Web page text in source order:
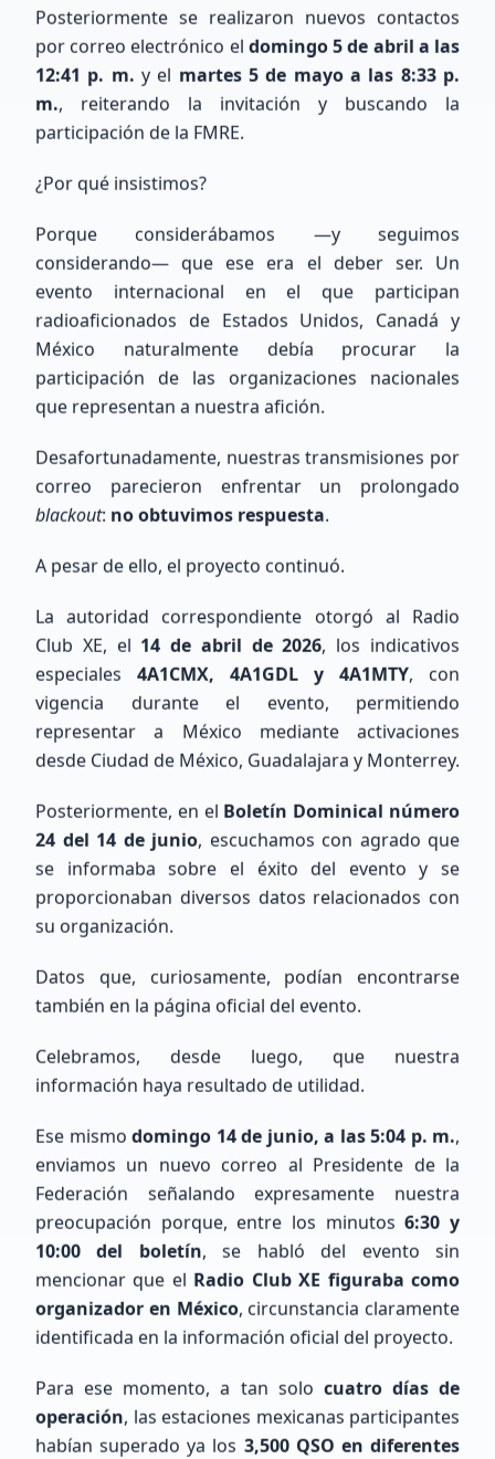
Recientes
Conoce a los entusiastas que se han unido a
nuestra red de radioaficionados a nivel nacional
e internacional.
175 miembros totales 0ubicados
175sin ubicación precisa
Ver Directorio
Mapa de Estaciones
Cargando mapa de ubicaciones...
Últimos Registros
Eduardo Lopez
Sin Indicativo
Posteriormente se realizaron nuevos contactos
por correo electrónico el domingo 5 de abril a las
12:41 p. m. y el martes 5 de mayo a las 8:33 p.
m., reiterando la invitación y buscando la
participación de la FMRE.
¿Por qué insistimos?
Porque considerábamos —y seguimos
considerando— que ese era el deber ser. Un
evento internacional en el que participan
radioaficionados de Estados Unidos, Canadá y
México naturalmente debía procurar la
participación de las organizaciones nacionales
que representan a nuestra afición.
Desafortunadamente, nuestras transmisiones por
correo parecieron enfrentar un prolongado
blackout: no obtuvimos respuesta.
A pesar de ello, el proyecto continuó.
La autoridad correspondiente otorgó al Radio
Club XE, el 14 de abril de 2026, los indicativos
especiales 4A1CMX, 4A1GDL y 4A1MTY, con
vigencia durante el evento, permitiendo
representar a México mediante activaciones
desde Ciudad de México, Guadalajara y Monterrey.
Posteriormente, en el Boletín Dominical número
24 del 14 de junio, escuchamos con agrado que
se informaba sobre el éxito del evento y se
proporcionaban diversos datos relacionados con
su organización.
Datos que, curiosamente, podían encontrarse
también en la página oficial del evento.
Celebramos, desde luego, que nuestra
información haya resultado de utilidad.
Ese mismo domingo 14 de junio, a las 5:04 p. m.,
enviamos un nuevo correo al Presidente de la
Federación señalando expresamente nuestra
preocupación porque, entre los minutos6:30 y
10:00 del boletín, se habló del evento sin
mencionar que el Radio Club XE figuraba como
organizador en México, circunstancia claramente
identificada en la información oficial del proyecto.
Para ese momento, a tan solo cuatro días de
operación, las estaciones mexicanas participantes
habían superado ya los 3,500 QSO en diferentes